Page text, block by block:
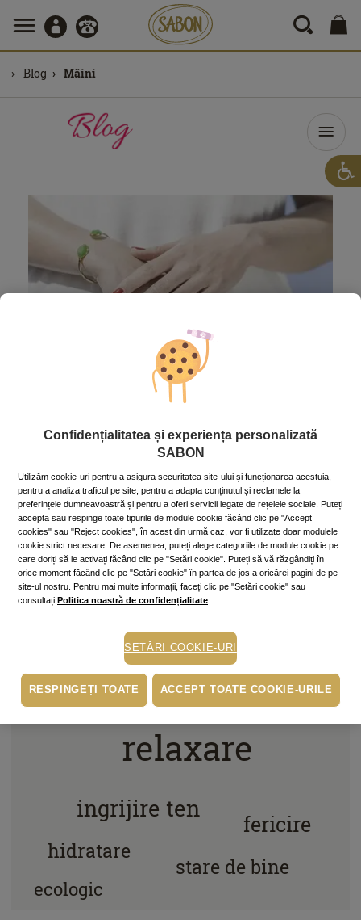
Blog Mâini
Corp
Pro şi contra manichiură cu gel
7 July 2020
~6 min.
Manichiura cu gel câștigă tot mai multe adepte, deși
controversele în privința acestei tehnici de
înfrumusețare a unghiilor nu sunt puține.
Mai mult »
relaxare
exfoliere
ingrijire ten
scrub
ingrijirea pielii
fericire
hidratare
stare de bine
spa
ecologic
Confidențialitatea și experiența personalizată
SABON
Utilizăm cookie-uri pentru a asigura securitatea site-ului și funcționarea acestuia,
pentru a analiza traficul pe site, pentru a adapta conținutul și reclamele la
preferințele dumneavoastră și pentru a oferi servicii legate de rețelele sociale. Puteți
accepta sau respinge toate tipurile de module cookie făcând clic pe "Accept
cookies" sau "Reject cookies", în acest din urmă caz, vor fi utilizate doar modulele
cookie strict necesare. De asemenea, puteți alege categoriile de module cookie pe
care doriți să le activați făcând clic pe "Setări cookie". Puteți să vă răzgândiți în
orice moment făcând clic pe "Setări cookie" în partea de jos a oricărei pagini de pe
site-ul nostru. Pentru mai multe informații, faceți clic pe "Setări cookie" sau
consultați Politica noastră de confidențialitate
SETĂRI COOKIE-URI
RESPINGEȚI TOATE ACCEPT TOATE COOKIE-URILE